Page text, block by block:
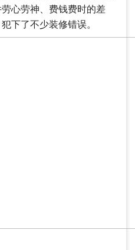
心劳神、费钱费时的差
下了不少装修错误。